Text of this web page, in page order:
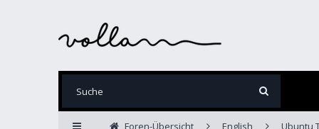
Foren-Übersicht English Ubuntu